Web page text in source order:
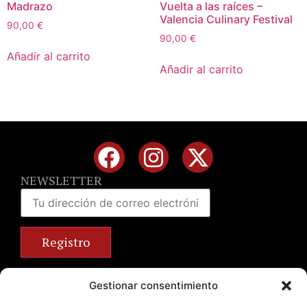
Gestionar consentimiento
Madrazo
90,00 €
Añadir al carrito
Vuelta a las raíces –
Valencia Culinary Festival
90,00 €
Añadir al carrito
NEWSLETTER
+34 963 672 314